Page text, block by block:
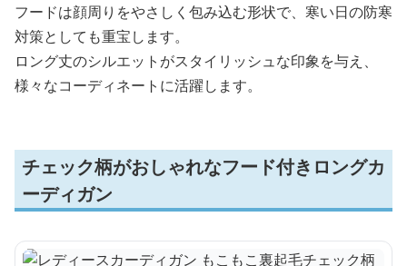
フードは顔周りをやさしく包み込む形状で、寒い日の防寒
対策としても重宝します。
ロング丈のシルエットがスタイリッシュな印象を与え、
様々なコーディネートに活躍します。
チェック柄がおしゃれなフード付きロングカ
ーディガン